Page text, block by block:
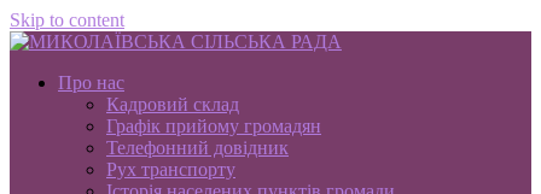
Skip to content
Про нас
Кадровий склад
Графік прийому громадян
Телефонний довідник
Рух транспорту